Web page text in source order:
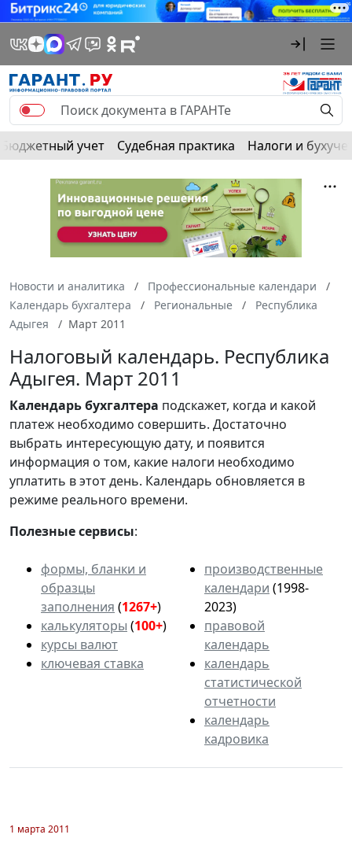
Бюджетный учет Судебная практика Налоги и
Новости и аналитика
Профессиональные календари
Календарь бухгалтера
Региональные
Республика
Адыгея
Март 2011
Налоговый календарь. Республика
Адыгея. Март 2011
Календарьбухгалтера подскажет, когда и какой
платеж необходимо совершить. Достаточно
выбрать интересующую дату, и появится
информация о том, какие налоги необходимо
уплатить в этот день. Календарь обновляется в
режиме реального времени.
Полезные сервисы:
формы, бланки и
образцы
заполнения (1267+)
калькуляторы (100+)
курсы валют
ключевая ставка
производственные
календари (1998-
2023)
правовой
календарь
календарь
статистической
отчетности
календарь
кадровика
1 марта 2011